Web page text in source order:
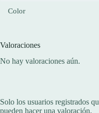
Color
Valoraciones
No hay valoraciones aún.
Solo los usuarios registrados
pueden hacer una valoración.